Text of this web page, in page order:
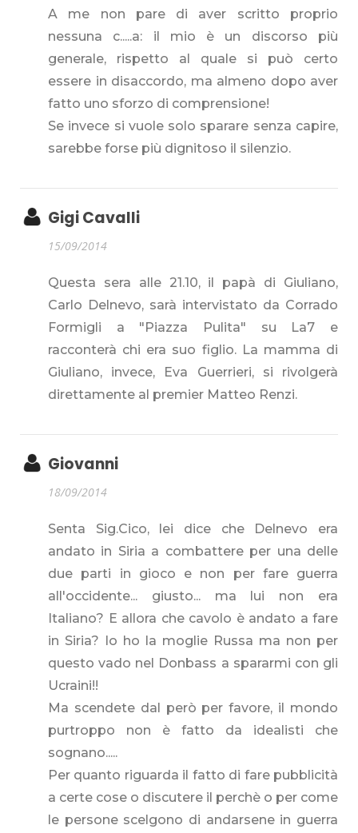
A me non pare di aver scritto proprio
nessuna c.....a: il mio è un discorso più
generale, rispetto al quale si può certo
essere in disaccordo, ma almeno dopo aver
fatto uno sforzo di comprensione!
Se invece si vuole solo sparare senza capire,
sarebbe forse più dignitoso il silenzio.
Gigi Cavalli
15/09/2014
Questa sera alle 21.10, il papà di Giuliano,
Carlo Delnevo, sarà intervistato da Corrado
Formigli a "Piazza Pulita" su La7 e
racconterà chi era suo figlio. La mamma di
Giuliano, invece, Eva Guerrieri, si rivolgerà
direttamente al premier Matteo Renzi.
Giovanni
18/09/2014
Senta Sig.Cico, lei dice che Delnevo era
andato in Siria a combattere per una delle
due parti in gioco e non per fare guerra
all'occidente... giusto... ma lui non era
Italiano? E allora che cavolo è andato a fare
in Siria? Io ho la moglie Russa ma non per
questo vado nel Donbass a spararmi con gli
Ucraini!!
Ma scendete dal però per favore, il mondo
purtroppo non è fatto da idealisti che
sognano.....
Per quanto riguarda il fatto di fare pubblicità
a certe cose o discutere il perchè o per come
le persone scelgono di andarsene in guerra